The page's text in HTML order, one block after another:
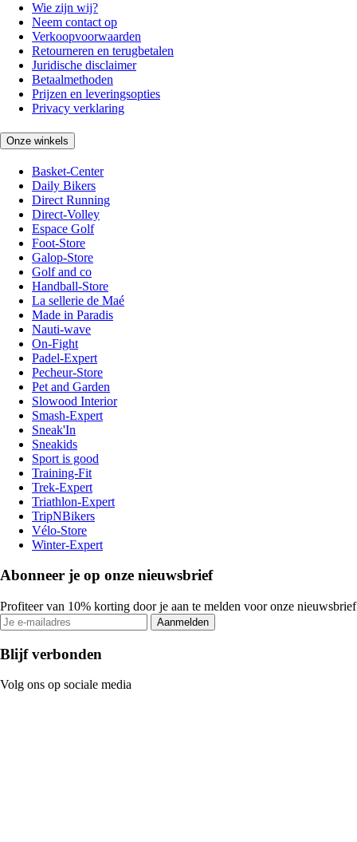
Wie zijn wij?
Neem contact op
Verkoopvoorwaarden
Retourneren en terugbetalen
Juridische disclaimer
Betaalmethoden
Prijzen en leveringsopties
Privacy verklaring
Onze winkels
Basket-Center
Daily Bikers
Direct Running
Direct-Volley
Espace Golf
Foot-Store
Galop-Store
Golf and co
Handball-Store
La sellerie de Maé
Made in Paradis
Nauti-wave
On-Fight
Padel-Expert
Pecheur-Store
Pet and Garden
Slowood Interior
Smash-Expert
Sneak'In
Sneakids
Sport is good
Training-Fit
Trek-Expert
Triathlon-Expert
TripNBikers
Vélo-Store
Winter-Expert
Abonneer je op onze nieuwsbrief
Profiteer van 10% korting door je aan te melden voor onze nieuwsbrief
Aanmelden
Blijf verbonden
Volg ons op sociale media